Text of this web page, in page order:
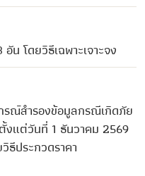
น โดยวิธีเฉพาะเจาะจง
รณ์สำรองข้อมูลกรณีเกิดภัย
งแต่วันที่ 1 ธันวาคม 2569
ประกวดราคา